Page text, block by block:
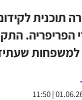
תוכנית
הפריפריה.
למשפחות